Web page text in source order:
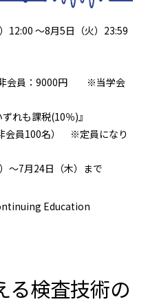
～8月5日（火）23:59
員：9000円 ※当学会
れも課税(10％)』
会員100名） ※定員になり
7月24日（木）まで
Education
る検査技術の